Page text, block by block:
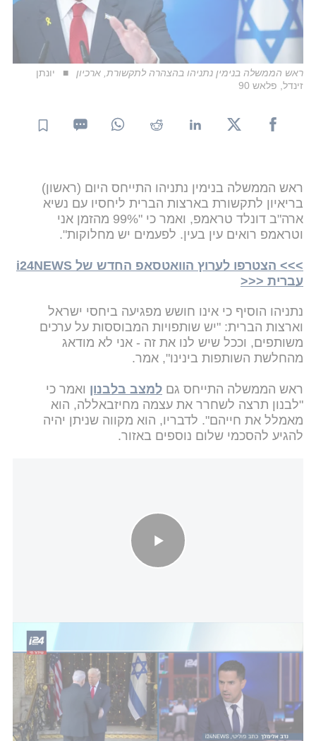
ראש הממשלה בנימין נתניהו בהצהרה לתקשורת, ארכיון
יונתן
זינדל, פלאש 90
ראש הממשלה בנימין נתניהו התייחס היום (ראשון)
בריאיון לתקשורת בארצות הברית ליחסיו עם נשיא
ארה"ב דונלד טראמפ, ואמר כי "99% מהזמן אני
וטראמפ רואים עין בעין. לפעמים יש מחלוקות".
>>> הצטרפו לערוץ הוואטסאפ החדש של i24NEWS
עברית <<<
נתניהו הוסיף כי אינו חושש מפגיעה ביחסי ישראל
וארצות הברית: "יש שותפויות המבוססות על ערכים
משותפים, וככל שיש לנו את זה - אני לא מודאג
מהחלשת השותפות בינינו", אמר.
ראש הממשלה התייחס גם למצב בלבנון ואמר כי
"לבנון תרצה לשחרר את עצמה מחיזבאללה, הוא
מאמלל את חייהם". לדבריו, הוא מקווה שניתן יהיה
להגיע להסכמי שלום נוספים באזור.
ראש הממשלה נתניהו והנשיא טראמפ ייפגשו בקרוב בארה"ב
עוד הוסיף נתניהו כי "אם אתה רוצה שלום - כדאי שתוכל
להגן על עצמך מפני אלו הרוצים להשמיד אותך".
אמש אמר נשיא ארצות הברית דונלד טראמפ